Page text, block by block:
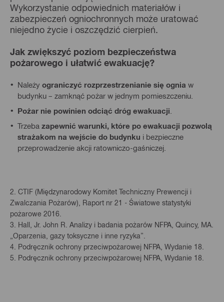
Wykorzystanie odpowiednich materiałów i
zabezpieczeń ogniochronnych może uratować
niejedno życie i oszczędzić cierpień.
Jak zwiększyć poziom bezpieczeństwa
pożarowego i ułatwić ewakuację?
Należy ograniczyć rozprzestrzenianie się ognia w
budynku – zamknąć pożar w jednym pomieszczeniu.
Pożar nie powinien odciąć dróg ewakuacji
Trzeba zapewnić warunki, które po ewakuacji pozwolą
strażakom na wejście do budynku i bezpieczne
przeprowadzenie akcji ratowniczo-gaśniczej.
2. CTIF (Międzynarodowy Komitet Techniczny Prewencji i
Zwalczania Pożarów), Raport nr 21 - Światowe statystyki
pożarowe 2016.
3. Hall, Jr. John R. Analizy i badania pożarów NFPA, Quincy, MA.
„Oparzenia, gazy toksyczne i inne ryzyka”.
4. Podręcznik ochrony przeciwpożarowej NFPA, Wydanie 18.
5. Podręcznik ochrony przeciwpożarowej NFPA, Wydanie 18.